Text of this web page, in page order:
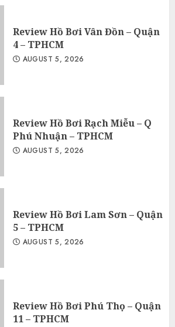
Review Hồ Bơi Vân Đồn – Quận
4 – TPHCM
AUGUST 5, 2026
Review Hồ Bơi Rạch Miễu – Q
Phú Nhuận – TPHCM
AUGUST 5, 2026
Review Hồ Bơi Lam Sơn – Quận
5 – TPHCM
AUGUST 5, 2026
Review Hồ Bơi Phú Thọ – Quận
11 – TPHCM